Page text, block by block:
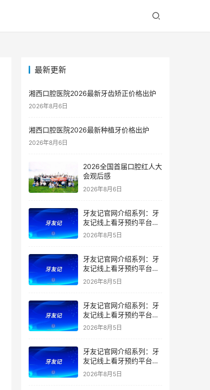
最新更新
湘西口腔医院2026最新牙齿矫正价格出炉
2026年8月6日
湘西口腔医院2026最新种植牙价格出炉
2026年8月6日
2026全国首届口腔红人大
会观后感
2026年8月6日
牙友记官网介绍系列：牙
友记线上看牙预约平台是
干什么的？靠谱吗？
2026年8月5日
牙友记官网介绍系列：牙
友记线上看牙预约平台让
看牙不再靠运气
2026年8月5日
牙友记官网介绍系列：牙
友记线上看牙预约平台打
破口腔行业专业壁垒新手
2026年8月5日
牙友记官网介绍系列：牙
友记线上看牙预约平台落
地同城就诊经验打破未知
2026年8月5日